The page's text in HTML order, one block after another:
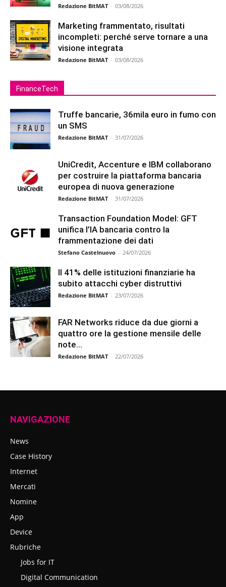
Redazione BitMAT - 03/08/2026
Marketing frammentato, risultati
incompleti: perché serve tornare a una
visione integrata
Redazione BitMAT - 03/08/2026
FinanceTech
Truffe bancarie, 36mila euro in fumo con
un SMS
Redazione BitMAT - 31/07/2026
UniCredit, Accenture e IBM collaborano
per costruire la piattaforma bancaria
europea di nuova generazione
Redazione BitMAT - 31/07/2026
Transaction Foundation Model: GFT
unifica l’IA bancaria contro la
frammentazione dei dati
Stefano Castelnuovo - 24/07/2026
Il 41% delle istituzioni finanziarie ha
subito attacchi cyber distruttivi
Redazione BitMAT - 23/07/2026
FAR Networks riduce da due giorni a
quattro ore la gestione mensile delle
note...
Redazione BitMAT - 22/07/2026
NAVIGAZIONE
News
Case History
Internet
Mercati
Nomine
App
Device
Rubriche
Jobs for IT
Digital Communication